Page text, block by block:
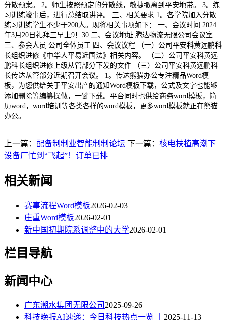
分散预案。 2。师生按照预定的分散线，敏捷撤离到平安地带。 3。练
习训练竣事后，进行总结取讲评。 三、相关要求 1。各学院加入分散
练习训练学生不少于200人。现将相关事项如下： 一、会议时间 2024
年3月20日礼拜三早上9！30 二、会议地址 腾达物流无限公司会议室
三、参会人员 公司全体员工 四、会议议程 （一）公司平安科黄远鹏科
长组织进修《中华人平易近国法》相关内容。 （二）公司平安科黄远
鹏科长组织进修上级从管部分下发的文件 （三）公司平安科黄远鹏科
长传达从管部分近期召开会议。 1。传达熊猫办公专注精品Word模
板，为您供给关于平安出产的通知Word模板下载，公式及文字也能够
添加删除等编纂操做，一键下载。平台同时也供给商务word模板，简
历word，word培训等各类各样的word模板，更多word模板就正在熊猫
办公。
上一篇： 配备制制业智能制制论坛 下一篇： 核电扶植高潮下
设备厂忙到“飞起”！订单已排
相关新闻
赛事流程Word模板2026-02-03
庄重Word模板2026-02-01
新中国初期院系调整中的大学2026-02-01
栏目导航
新闻中心
广东潮水集团无限公司2025-09-26
科技晚报AI速递：今日科技热点一览 丨 2025-11-13